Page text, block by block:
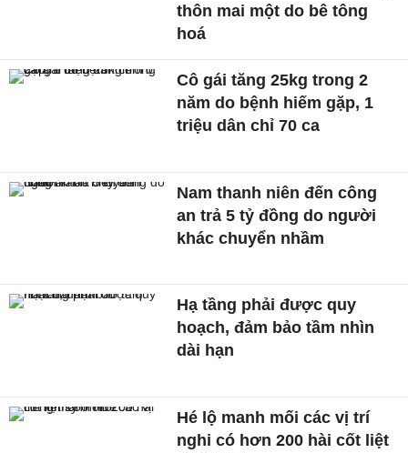
thôn mai một do bê tông
hoá
Cô gái tăng 25kg trong 2
năm do bệnh hiếm gặp, 1
triệu dân chỉ 70 ca
Nam thanh niên đến công
an trả 5 tỷ đồng do người
khác chuyển nhầm
Hạ tầng phải được quy
hoạch, đảm bảo tầm nhìn
dài hạn
Hé lộ manh mối các vị trí
nghi có hơn 200 hài cốt liệt